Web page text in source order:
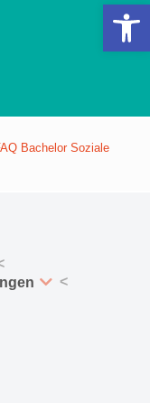
Bachelor Soziale